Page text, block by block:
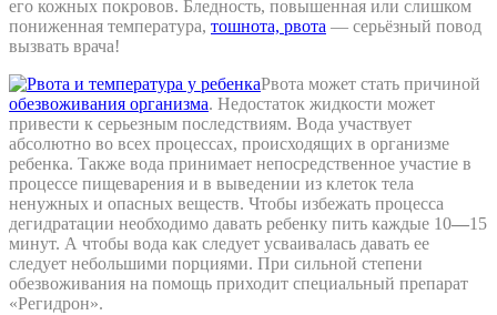
его кожных покровов. Бледность, повышенная или слишком
пониженная температура, тошнота, рвота — серьёзный повод
вызвать врача!
Рвота может стать причиной
обезвоживания организма. Недостаток жидкости может
привести к серьезным последствиям. Вода участвует
абсолютно во всех процессах, происходящих в организме
ребенка. Также вода принимает непосредственное участие в
процессе пищеварения и в выведении из клеток тела
ненужных и опасных веществ. Чтобы избежать процесса
дегидратации необходимо давать ребенку пить каждые 10—15
минут. А чтобы вода как следует усваивалась давать ее
следует небольшими порциями. При сильной степени
обезвоживания на помощь приходит специальный препарат
«Регидрон».